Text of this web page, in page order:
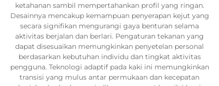
ketahanan sambil mempertahankan profil yang ringan.
Desainnya mencakup kemampuan penyerapan kejut yang
secara signifikan mengurangi gaya benturan selama
aktivitas berjalan dan berlari. Pengaturan tekanan yang
dapat disesuaikan memungkinkan penyetelan personal
berdasarkan kebutuhan individu dan tingkat aktivitas
pengguna. Teknologi adaptif pada kaki ini memungkinkan
transisi yang mulus antar permukaan dan kecepatan